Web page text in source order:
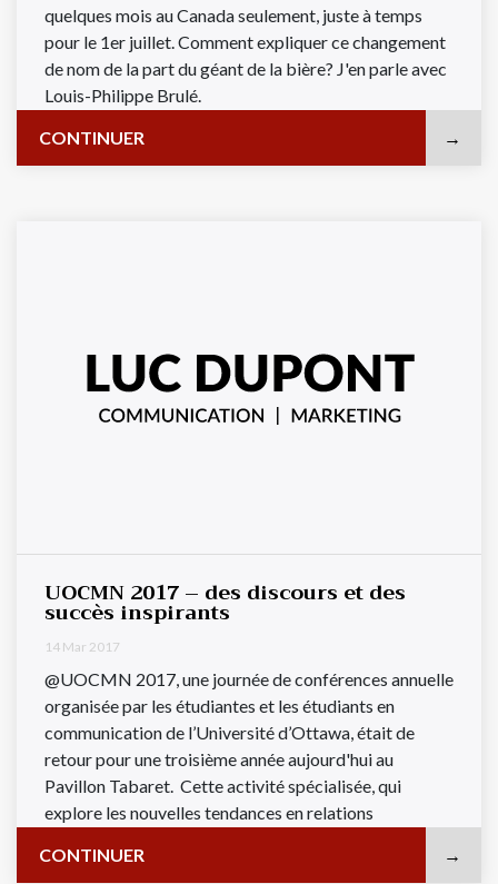
quelques mois au Canada seulement, juste à temps
pour le 1er juillet. Comment expliquer ce changement
de nom de la part du géant de la bière? J'en parle avec
Louis-Philippe Brulé.
CONTINUER
UOCMN 2017 – des discours et des
succès inspirants
14 Mar 2017
@UOCMN 2017, une journée de conférences annuelle
organisée par les étudiantes et les étudiants en
communication de l’Université d’Ottawa, était de
retour pour une troisième année aujourd'hui au
Pavillon Tabaret. Cette activité spécialisée, qui
explore les nouvelles tendances en relations
professionnels du ...
CONTINUER